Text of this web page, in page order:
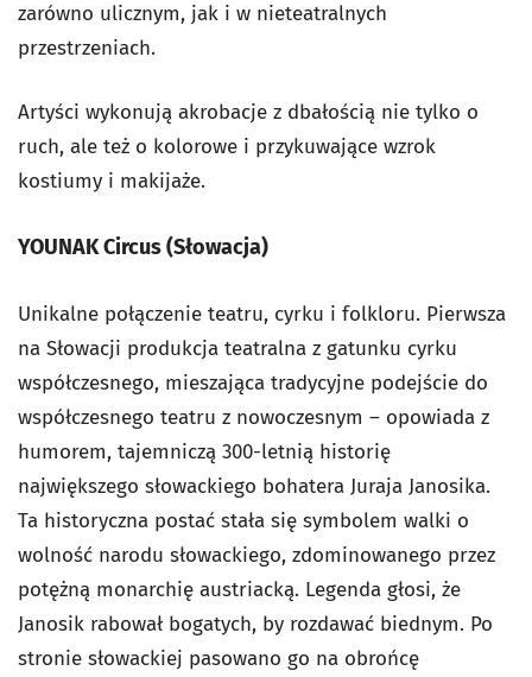
zarówno ulicznym, jak i w nieteatralnych
przestrzeniach.
Artyści wykonują akrobacje z dbałością nie tylko o
ruch, ale też o kolorowe i przykuwające wzrok
kostiumy i makijaże.
YOUNAK Circus (Słowacja)
Unikalne połączenie teatru, cyrku i folkloru. Pierwsza
na Słowacji produkcja teatralna z gatunku cyrku
współczesnego, mieszająca tradycyjne podejście do
współczesnego teatru z nowoczesnym – opowiada z
humorem, tajemniczą 300-letnią historię
największego słowackiego bohatera Juraja Janosika.
Ta historyczna postać stała się symbolem walki o
wolność narodu słowackiego, zdominowanego przez
potężną monarchię austriacką. Legenda głosi, że
Janosik rabował bogatych, by rozdawać biednym. Po
stronie słowackiej pasowano go na obrońcę